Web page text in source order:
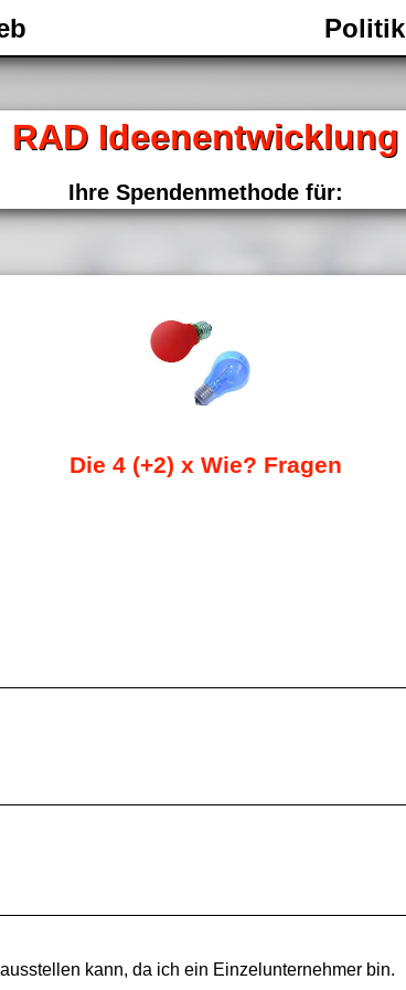
Politik
RAD Ideenentwicklung
Ihre Spendenmethode für:
Die 4 (+2) x Wie? Fragen
kann, da ich ein Einzelunternehmer bin.